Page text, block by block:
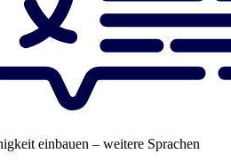
einbauen – weitere Sprachen